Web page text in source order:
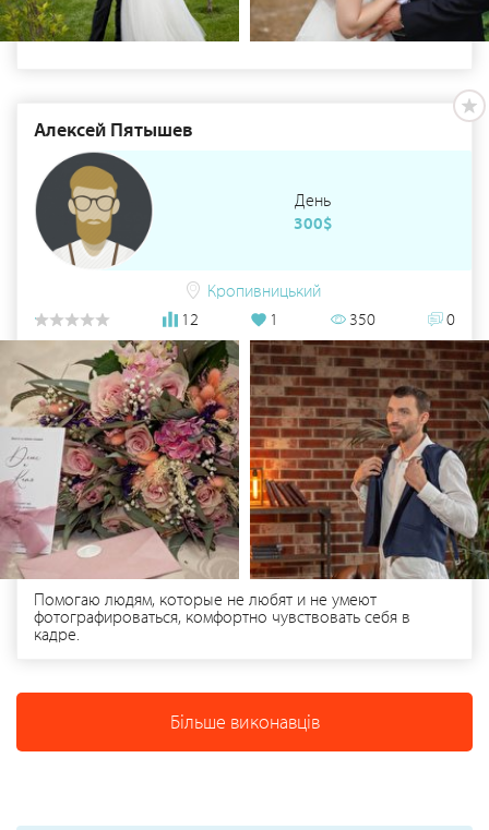
Алексей Пятышев
День
300$
Кропивницький
12
1 350 0
Помогаю людям, которые не любят и не умеют
фотографироваться, комфортно чувствовать себя в
кадре.
Більше виконавців